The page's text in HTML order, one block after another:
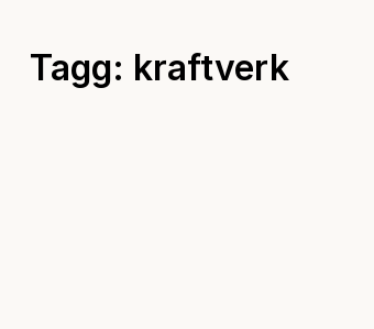
Tagg: kraftverk